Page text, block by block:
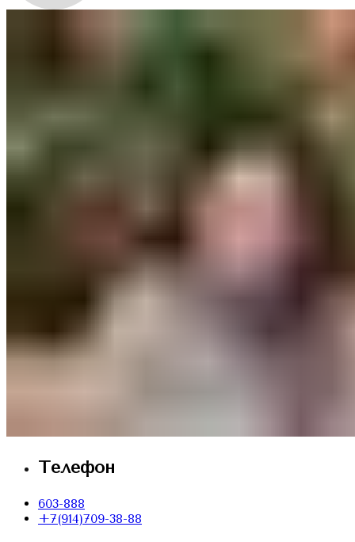
Телефон
603-888
+7(914)709-38-88